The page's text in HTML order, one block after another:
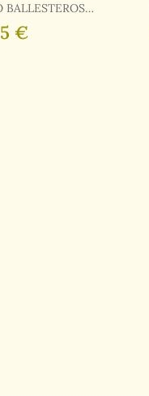
BALLESTEROS
€